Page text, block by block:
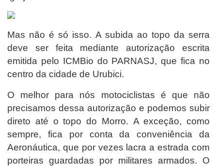
Mas não é só isso. A subida ao topo da serra
deve ser feita mediante autorização escrita
emitida pelo ICMBio do PARNASJ, que fica no
centro da cidade de Urubici.
O melhor para nós motociclistas é que não
precisamos dessa autorização e podemos subir
direto até o topo do Morro. A exceção, como
sempre, fica por conta da conveniência da
Aeronáutica, que por vezes lacra a estrada com
porteiras guardadas por militares armados. O